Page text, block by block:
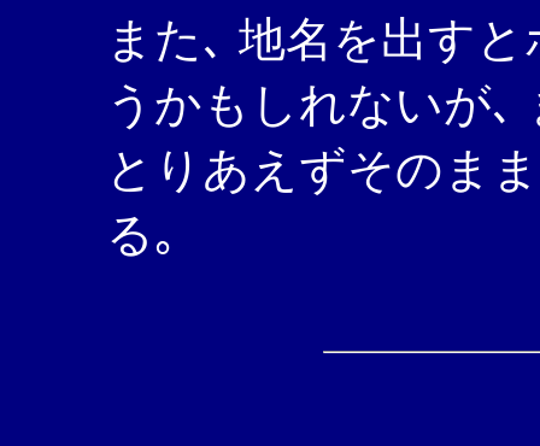
また､ 地名を出す
うかもしれないが､
とりあえずそのま
る｡